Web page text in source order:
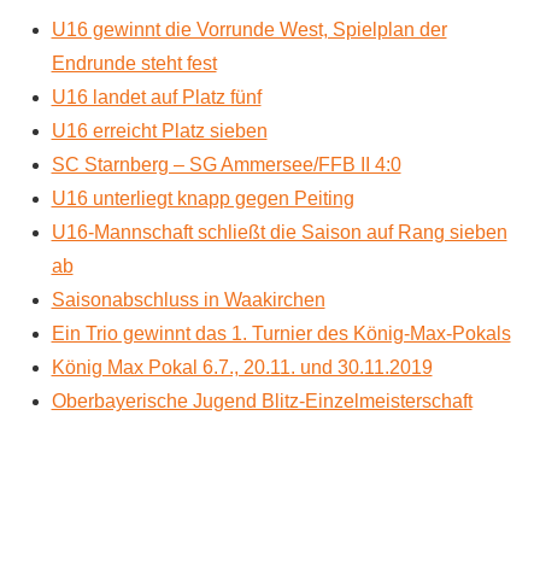
U16 gewinnt die Vorrunde West, Spielplan der
Endrunde steht fest
U16 landet auf Platz fünf
U16 erreicht Platz sieben
SC Starnberg – SG Ammersee/FFB II 4:0
U16 unterliegt knapp gegen Peiting
U16-Mannschaft schließt die Saison auf Rang sieben
ab
Saisonabschluss in Waakirchen
Ein Trio gewinnt das 1. Turnier des König-Max-Pokals
König Max Pokal 6.7., 20.11. und 30.11.2019
Oberbayerische Jugend Blitz-Einzelmeisterschaft